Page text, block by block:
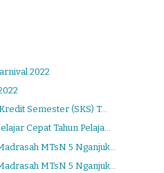
2022
Semester (SKS) T...
Cepat Tahun Pelaja...
MTsN 5 Nganjuk...
MTsN 5 Nganjuk...